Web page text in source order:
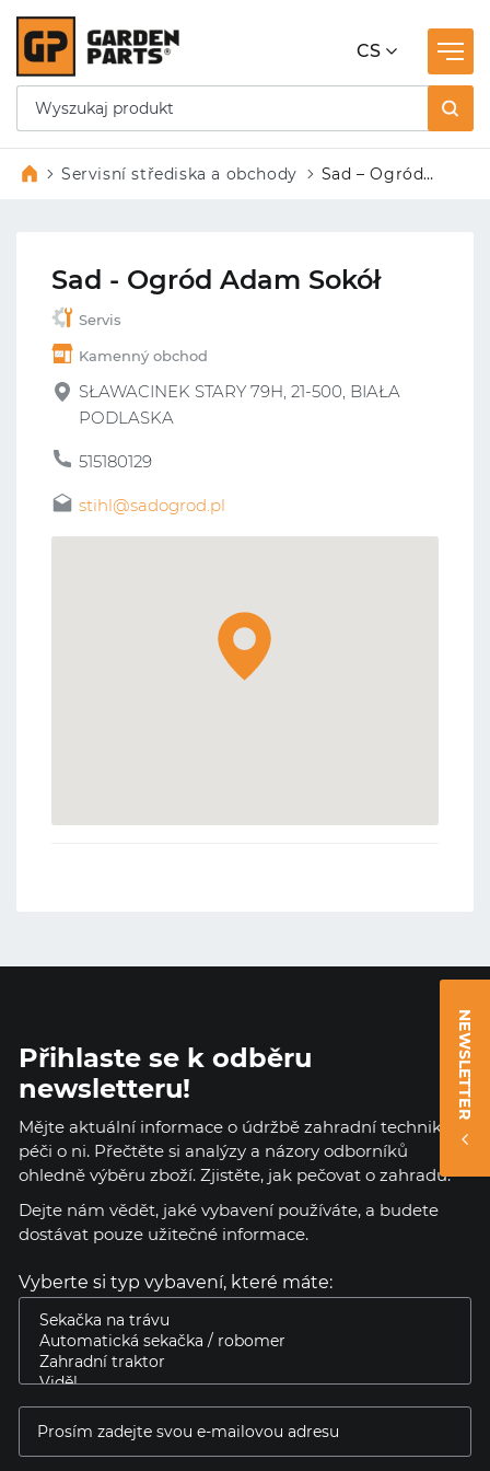
CS
Servisní střediska a obchody
Sad – Ogród
Sad - Ogród Adam Sokół
Servis
Kamenný obchod
SŁAWACINEK STARY 79H, 21-500, BIAŁA
PODLASKA
515180129
stihl@sadogrod.pl
NEWSLETTER
Přihlaste se k odběru
newsletteru!
Mějte aktuální informace o údržbě zahradní techniky a
péči o ni. Přečtěte si analýzy a názory odborníků
ohledně výběru zboží. Zjistěte, jak pečovat o zahradu.
Dejte nám vědět, jaké vybavení používáte, a budete
dostávat pouze užitečné informace.
Vyberte si typ vybavení, které máte: